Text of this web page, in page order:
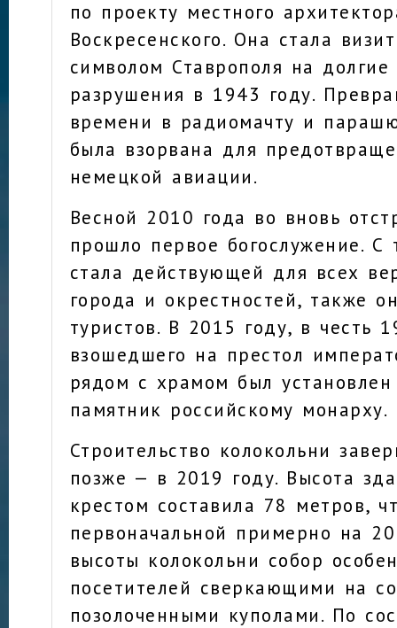
по проекту местного
Воскресенского. Она стала
символом Ставрополя на
разрушения в 1943 году.
времени в радиомачту и
была взорвана для
немецкой авиации.
Весной 2010 года во вновь
прошло первое богослужение. С
стала действующей для всех
города и окрестностей, также
туристов. В 2015 году, в честь
взошедшего на престол
рядом с храмом был
памятник российскому монарху.
Строительство колокольни
позже — в 2019 году. Высота
крестом составила 78 метров,
первоначальной примерно на
высоты колокольни собор
посетителей сверкающими на
позолоченными куполами. По